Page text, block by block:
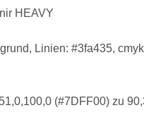
HEAVY
Linien: #3fa435,
(#7DFF00) zu